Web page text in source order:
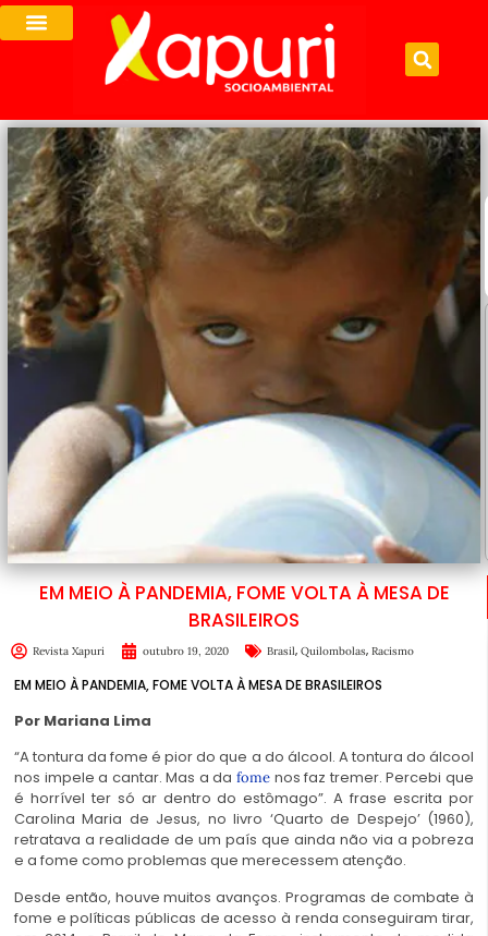
EM MEIO À PANDEMIA, FOME VOLTA À MESA DE
BRASILEIROS
Revista Xapuri outubro 19, 2020 Brasil, Quilombolas, Racismo
EM MEIO À PANDEMIA, FOME VOLTA À MESA DE BRASILEIROS
Por Mariana Lima
“A tontura da fome é pior do que a do álcool. A tontura do álcool
nos impele a cantar. Mas a dafome nos faz tremer. Percebi que
é horrível ter só ar dentro do estômago”. A frase escrita por
Carolina Maria de Jesus, no livro ‘Quarto de Despejo’ (1960),
retratava a realidade de um país que ainda não via a pobreza
e a fome como problemas que merecessem atenção.
Desde então, houve muitos avanços. Programas de combate à
fome e políticas públicas de acesso à renda conseguiram tirar,